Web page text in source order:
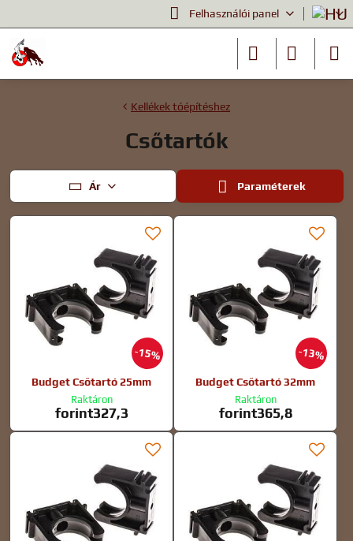
Felhasználói panel
Kellékek tóépítéshez
Csőtartók
Ár Paraméterek
15%
Budget Csőtartó 25mm
Raktáron
forint327,3
13%
Budget Csőtartó 32mm
Raktáron
forint365,8